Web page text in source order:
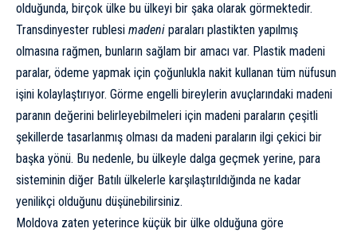
olduğunda, birçok ülke bu ülkeyi bir şaka olarak görmektedir.
Transdinyester rublesi madeni paraları plastikten yapılmış
olmasına rağmen, bunların sağlam bir amacı var. Plastik madeni
paralar, ödeme yapmak için çoğunlukla nakit kullanan tüm nüfusun
işini kolaylaştırıyor. Görme engelli bireylerin avuçlarındaki madeni
paranın değerini belirleyebilmeleri için madeni paraların çeşitli
şekillerde tasarlanmış olması da madeni paraların ilgi çekici bir
başka yönü. Bu nedenle, bu ülkeyle dalga geçmek yerine, para
sisteminin diğer Batılı ülkelerle karşılaştırıldığında ne kadar
yenilikçi olduğunu düşünebilirsiniz.
Moldova zaten yeterince küçük bir ülke olduğuna göre